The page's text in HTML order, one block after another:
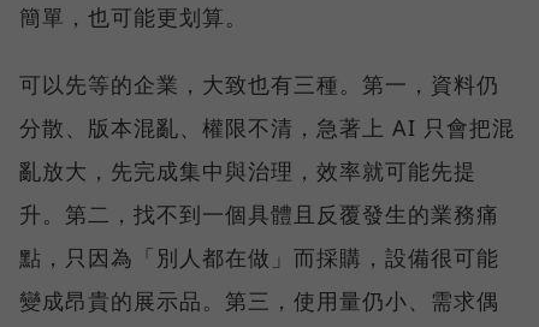
簡單，也可能更划算。
可以先等的企業，大致也有三種。第一，資料仍
分散、版本混亂、權限不清，急著上 AI 只會把混
亂放大，先完成集中與治理，效率就可能先提
升。第二，找不到一個具體且反覆發生的業務痛
點，只因為「別人都在做」而採購，設備很可能
變成昂貴的展示品。第三，使用量仍小、需求偶